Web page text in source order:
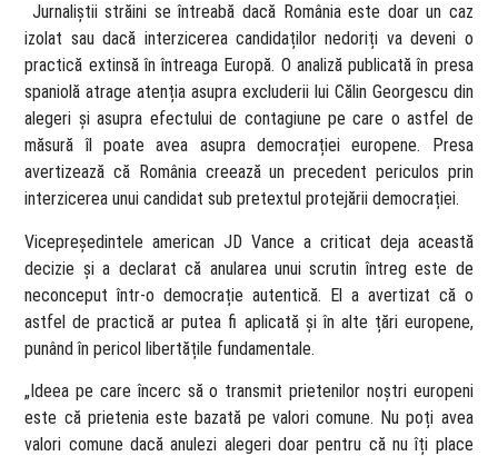
​ Jurnaliștii străini se întreabă dacă România este doar un caz
izolat sau dacă interzicerea candidaților nedoriți va deveni o
practică extinsă în întreaga Europă. O analiză publicată în presa
spaniolă atrage atenția asupra excluderii lui Călin Georgescu din
alegeri și asupra efectului de contagiune pe care o astfel de
măsură îl poate avea asupra democrației europene. Presa
avertizează că România creează un precedent periculos prin
interzicerea unui candidat sub pretextul protejării democrației.
Vicepreședintele american JD Vance a criticat deja această
decizie și a declarat că anularea unui scrutin întreg este de
neconceput într-o democrație autentică. El a avertizat că o
astfel de practică ar putea fi aplicată și în alte țări europene,
punând în pericol libertățile fundamentale.
„Ideea pe care încerc să o transmit prietenilor noștri europeni
este că prietenia este bazată pe valori comune. Nu poți avea
valori comune dacă anulezi alegeri doar pentru că nu îți place